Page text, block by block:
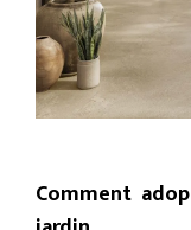
Comment